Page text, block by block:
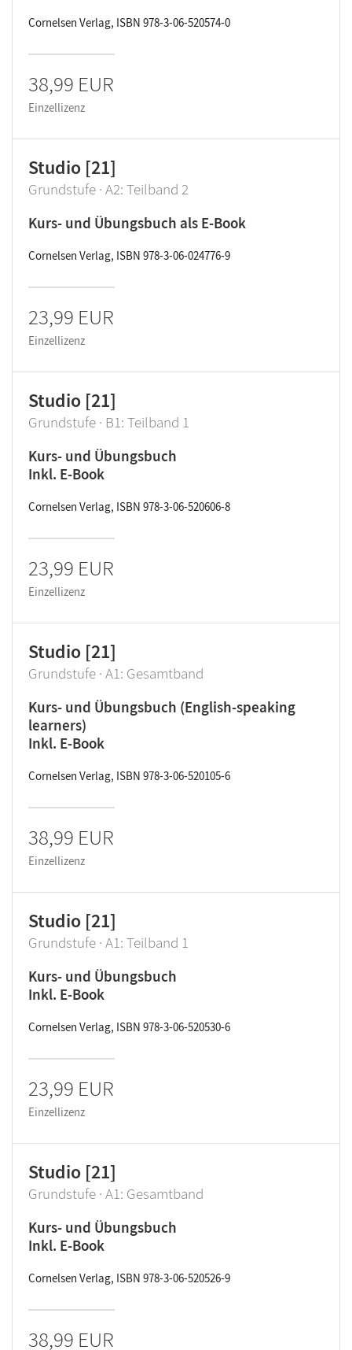
Cornelsen Verlag, ISBN 978-3-06-520574-0
38,99 EUR
Einzellizenz
Studio [21]
Grundstufe · A2: Teilband 2
Kurs- und Übungsbuch als E-Book
Cornelsen Verlag, ISBN 978-3-06-024776-9
23,99 EUR
Einzellizenz
Studio [21]
Grundstufe · B1: Teilband 1
Kurs- und Übungsbuch
Inkl. E-Book
Cornelsen Verlag, ISBN 978-3-06-520606-8
23,99 EUR
Einzellizenz
Studio [21]
Grundstufe · A1: Gesamtband
Kurs- und Übungsbuch (English-speaking
learners)
Inkl. E-Book
Cornelsen Verlag, ISBN 978-3-06-520105-6
38,99 EUR
Einzellizenz
Studio [21]
Grundstufe · A1: Teilband 1
Kurs- und Übungsbuch
Inkl. E-Book
Cornelsen Verlag, ISBN 978-3-06-520530-6
23,99 EUR
Einzellizenz
Studio [21]
Grundstufe · A1: Gesamtband
Kurs- und Übungsbuch
Inkl. E-Book
Cornelsen Verlag, ISBN 978-3-06-520526-9
38,99 EUR